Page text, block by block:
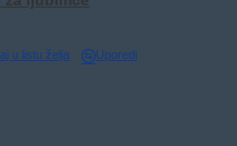
u listu želja Uporedi